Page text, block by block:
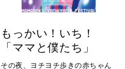
もっかい！いち！
「ママと僕たち」
その夜、ヨチヨチ歩きの赤ちゃん